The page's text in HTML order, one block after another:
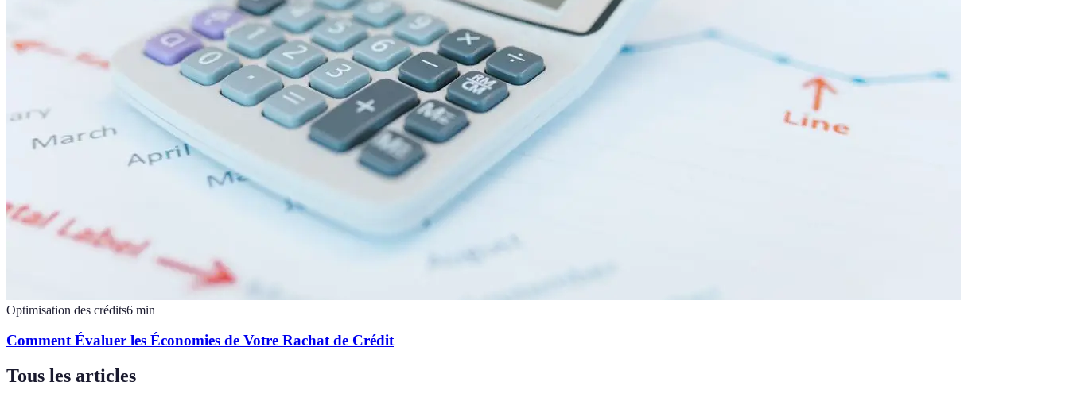
Optimisation des crédits6 min
Comment Évaluer les Économies de Votre Rachat de Crédit
Tous les articles